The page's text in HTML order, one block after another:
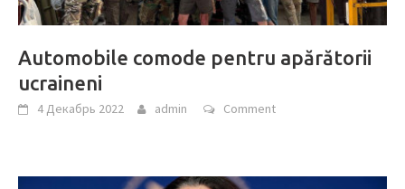
Automobile comode pentru apărătorii
ucraineni
4 Декабрь 2022 admin Comment